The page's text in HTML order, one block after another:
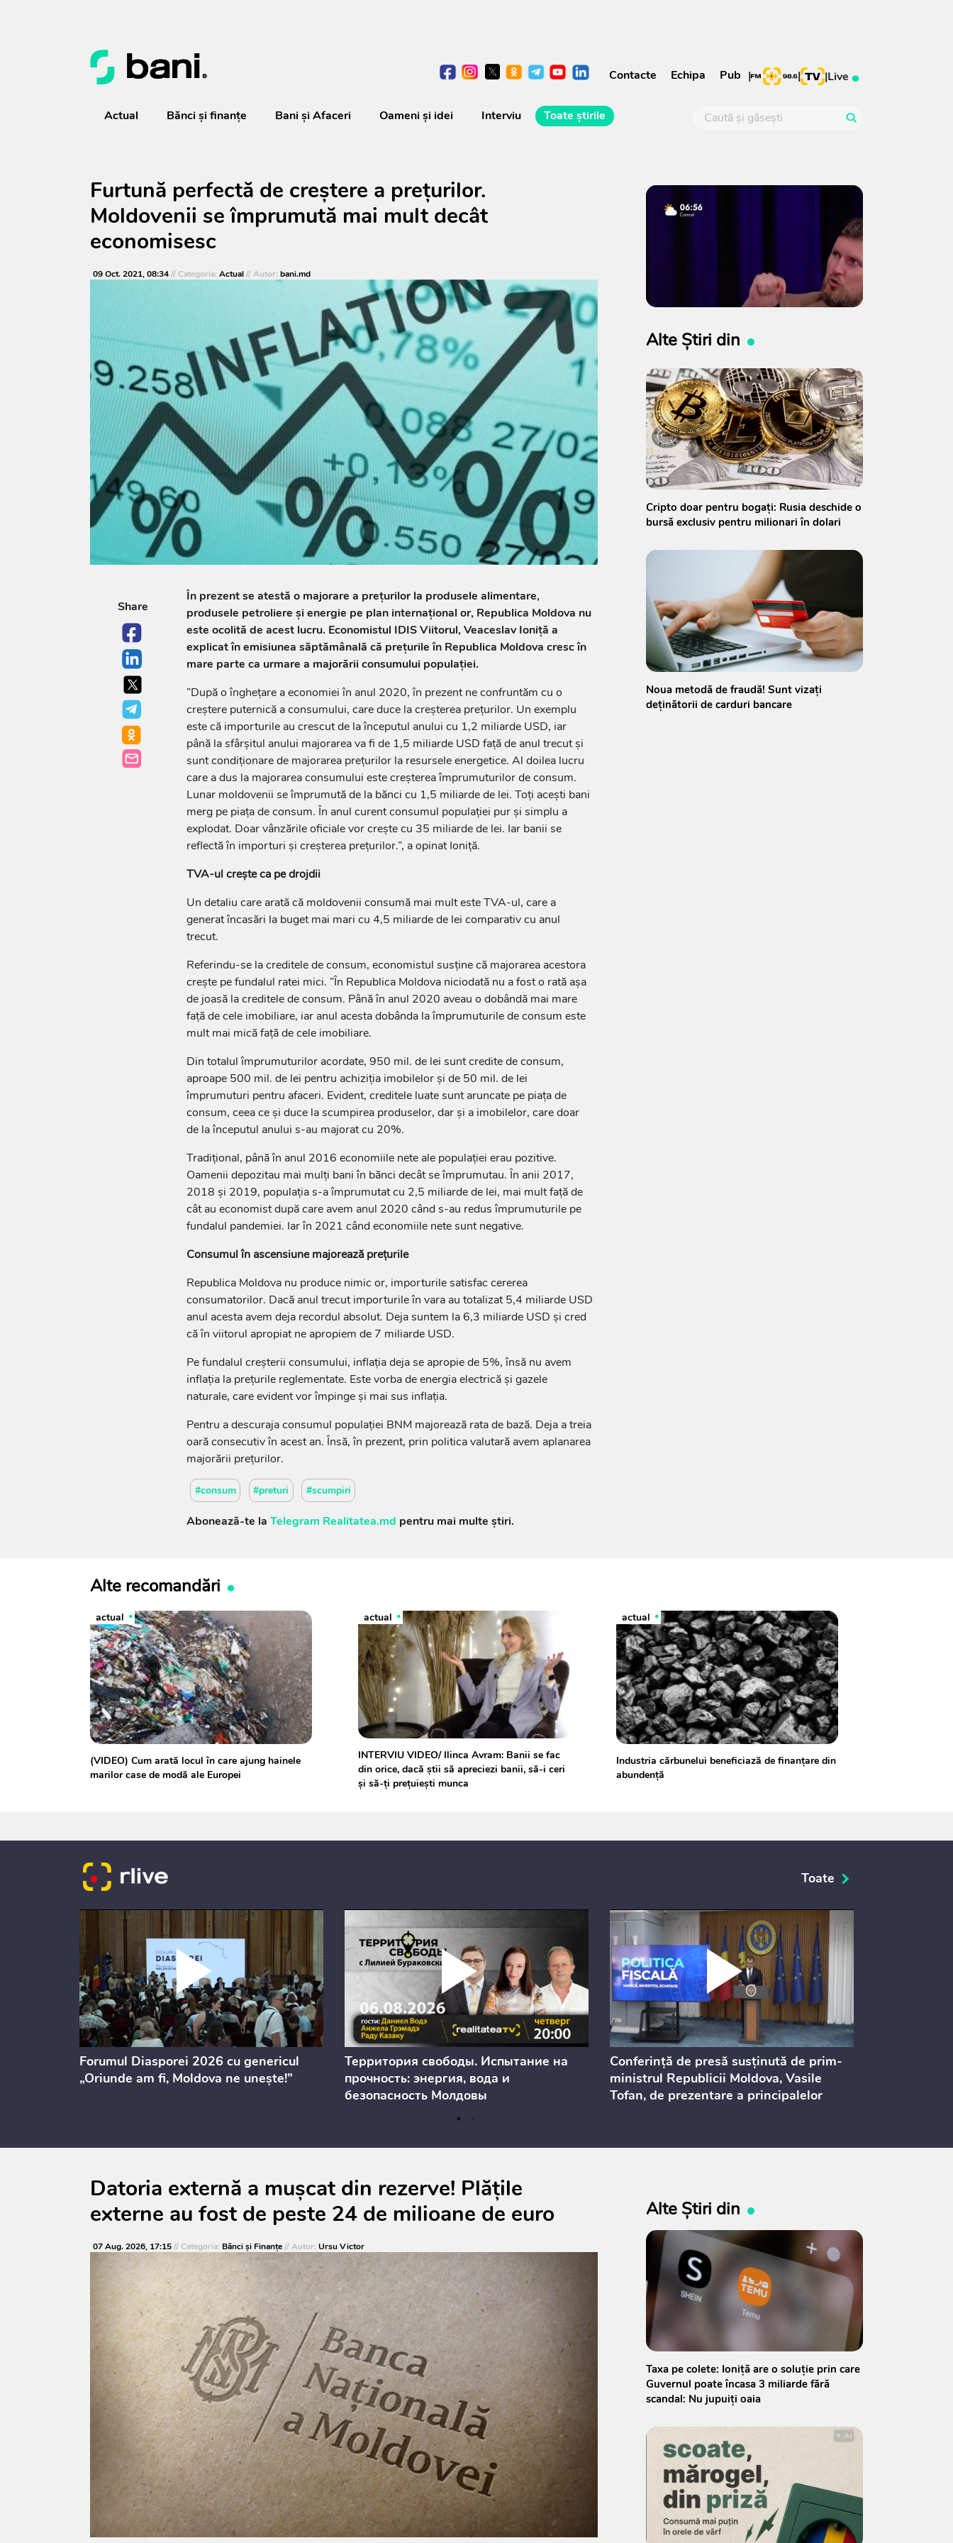
Contacte Echipa Pub | | |Live
Actual Bănci şi finanţe Bani și Afaceri Oameni şi idei Interviu Toate știrile
Furtună perfectă de creștere a prețurilor.
Moldovenii se împrumută mai mult decât
economisesc
09 Oct. 2021, 08:34// Categoria: Actual// Autor: bani.md
Share
În prezent se atestă o majorare a prețurilor la produsele alimentare,
produsele petroliere și energie pe plan internațional or, Republica Moldova nu
este ocolită de acest lucru. Economistul IDIS Viitorul, Veaceslav Ioniță a
explicat în emisiunea săptămânală că prețurile în Republica Moldova cresc în
mare parte ca urmare a majorării consumului populației.
”După o înghețare a economiei în anul 2020, în prezent ne confruntăm cu o
creștere puternică a consumului, care duce la creșterea prețurilor. Un exemplu
este că importurile au crescut de la începutul anului cu 1,2 miliarde USD, iar
până la sfârșitul anului majorarea va fi de 1,5 miliarde USD față de anul trecut și
sunt condiționare de majorarea prețurilor la resursele energetice. Al doilea lucru
care a dus la majorarea consumului este creșterea împrumuturilor de consum.
Lunar moldovenii se împrumută de la bănci cu 1,5 miliarde de lei. Toți acești bani
merg pe piața de consum. În anul curent consumul populației pur și simplu a
explodat. Doar vânzările oficiale vor crește cu 35 miliarde de lei. Iar banii se
reflectă în importuri și creșterea prețurilor.”, a opinat Ioniță.
TVA-ul crește ca pe drojdii
Un detaliu care arată că moldovenii consumă mai mult este TVA-ul, care a
generat încasări la buget mai mari cu 4,5 miliarde de lei comparativ cu anul
trecut.
Referindu-se la creditele de consum, economistul susține că majorarea acestora
crește pe fundalul ratei mici. ”În Republica Moldova niciodată nu a fost o rată așa
de joasă la creditele de consum. Până în anul 2020 aveau o dobândă mai mare
față de cele imobiliare, iar anul acesta dobânda la împrumuturile de consum este
mult mai mică față de cele imobiliare.
Din totalul împrumuturilor acordate, 950 mil. de lei sunt credite de consum,
aproape 500 mil. de lei pentru achiziția imobilelor și de 50 mil. de lei
împrumuturi pentru afaceri. Evident, creditele luate sunt aruncate pe piața de
consum, ceea ce și duce la scumpirea produselor, dar și a imobilelor, care doar
de la începutul anului s-au majorat cu 20%.
Tradițional, până în anul 2016 economiile nete ale populației erau pozitive.
Oamenii depozitau mai mulți bani în bănci decât se împrumutau. În anii 2017,
2018 și 2019, populația s-a împrumutat cu 2,5 miliarde de lei, mai mult față de
cât au economist după care avem anul 2020 când s-au redus împrumuturile pe
fundalul pandemiei. Iar în 2021 când economiile nete sunt negative.
Consumul în ascensiune majorează prețurile
Republica Moldova nu produce nimic or, importurile satisfac cererea
consumatorilor. Dacă anul trecut importurile în vara au totalizat 5,4 miliarde USD
anul acesta avem deja recordul absolut. Deja suntem la 6,3 miliarde USD și cred
că în viitorul apropiat ne apropiem de 7 miliarde USD.
Pe fundalul creșterii consumului, inflația deja se apropie de 5%, însă nu avem
inflația la prețurile reglementate. Este vorba de energia electrică și gazele
naturale, care evident vor împinge și mai sus inflația.
Pentru a descuraja consumul populației BNM majorează rata de bază. Deja a treia
oară consecutiv în acest an. Însă, în prezent, prin politica valutară avem aplanarea
majorării prețurilor.
#consum #preturi #scumpiri
Abonează-te la Telegram Realitatea.md pentru mai multe știri.
Alte Știri din
Cripto doar pentru bogați: Rusia deschide o
bursă exclusiv pentru milionari în dolari
Noua metodă de fraudă! Sunt vizați
deținătorii de carduri bancare
Alte recomandări
actual
(VIDEO) Cum arată locul în care ajung hainele
marilor case de modă ale Europei
actual
INTERVIU VIDEO/ Ilinca Avram: Banii se fac
din orice, dacă știi să apreciezi banii, să-i ceri
și să-ți prețuiești munca
actual
Industria cărbunelui beneficiază de finanţare din
abundenţă
Toate
Forumul Diasporei 2026 cu genericul
„Oriunde am fi, Moldova ne unește!”
Территория свободы. Испытание на
прочность: энергия, вода и
безопасность Молдовы
Conferință de presă susținută de prim-
ministrul Republicii Moldova, Vasile
Tofan, de prezentare a principalelor
consultărilor publice
Datoria externă a mușcat din rezerve! Plățile
externe au fost de peste 24 de milioane de euro
07 Aug. 2026, 17:15// Categoria: Bănci şi Finanţe// Autor: Ursu Victor
Alte Știri din
Taxa pe colete: Ioniță are o soluție prin care
Guvernul poate încasa 3 miliarde fără
scandal: Nu jupuiți oaia